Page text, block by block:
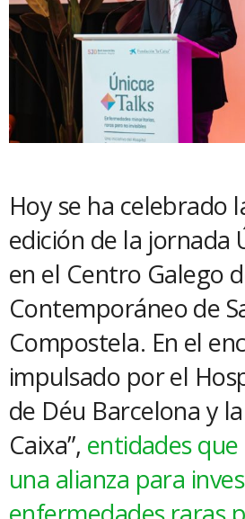
Hoy se ha celebrado
edición de la jornada
en el Centro Galego
Contemporáneo de
Compostela. En el
impulsado por el
de Déu Barcelona y
Caixa”, entidades
una alianza para